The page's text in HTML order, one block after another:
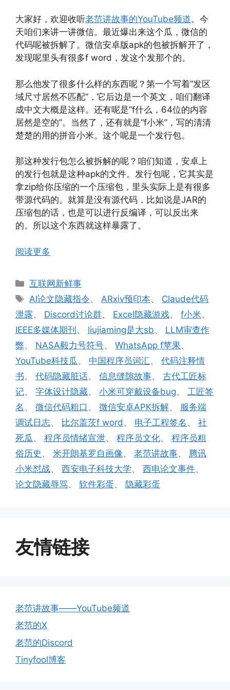
大家好，欢迎收听老范讲故事的YouTube频道。今
天咱们来讲一讲微信。最近爆出来这个瓜，微信的
代码呢被拆解了。微信安卓版apk的包被拆解开了，
发现呢里头有很多f word，发这个发那个的。
那么他发了很多什么样的东西呢？第一个写着“发区
域尺寸居然不匹配”，它后边是一个英文，咱们翻译
成中文大概是这样。还有呢是“f什么，64位的内容
居然是空的”。当然了，还有就是“f小米”，写的清清
楚楚的用的拼音小米。这个呢是一个发行包。
那这种发行包怎么被拆解的呢？咱们知道，安卓上
的发行包就是这种apk的文件。发行包呢，它其实是
拿zip给你压缩的一个压缩包，里头实际上是有很多
带源代码的。就算是没有源代码，比如说是JAR的
压缩包的话，也是可以进行反编译，可以反出来
的。所以这个东西就这样暴露了。
阅读更多
分
类
互联网新鲜事
标
签
AI论文隐藏指令、 ARxiv预印本、 Claude代码
泄露、 Discord讨论群、 Excel隐藏游戏、 f小米、
IEEE多媒体期刊、 liujiaming是大sb、 LLM审查作
弊、 NASA毅力号符号、 WhatsApp f苹果、
YouTube科技瓜 、 中国程序员词汇、 代码注释情
书、 代码隐藏脏话、 信息缝隙故事、 古代工匠标
记、 字体设计隐藏、 小米可穿戴设备bug、 工匠签
名 、 微信代码粗口 、 微信安卓APK拆解、 服务端
调试日志、 比尔盖茨f word 、 电子工程签名 、 社
死瓜 、 程序员情绪宣泄、 程序员文化、 程序员粗
俗历史 、 米开朗基罗自画像 、 老范讲故事、 腾讯
小米怼战、 西安电子科技大学、 西电论文事件、
论文隐藏辱骂、 软件彩蛋、 隐藏彩蛋
友情链接
老范讲故事——YouTube频道
老范的X
老范的Discord
Tinyfool博客